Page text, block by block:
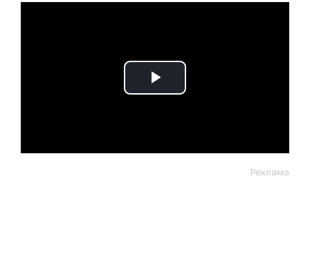
Реклама